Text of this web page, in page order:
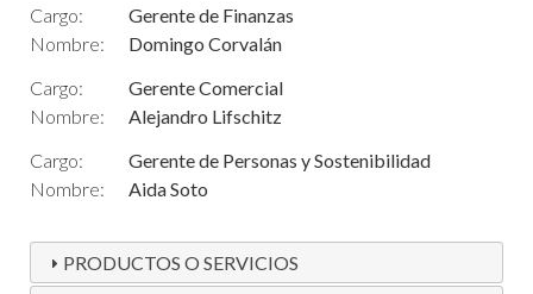
Cargo:
Gerente de Finanzas
Nombre:
Domingo Corvalán
Cargo:
Gerente Comercial
Nombre:
Alejandro Lifschitz
Cargo:
Gerente de Personas y Sostenibilidad
Nombre:
Aida Soto
PRODUCTOS O SERVICIOS